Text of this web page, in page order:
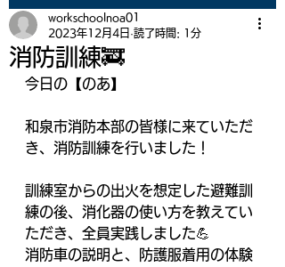
消防訓練🚒
workschoolnoa01
2023年12月4日 読了時間: 1分
今日の【のあ】
和泉市消防本部の皆様に来ていただ
き、消防訓練を行いました！
訓練室からの出火を想定した避難訓
練の後、消化器の使い方を教えてい
ただき、全員実践しました💪
消防車の説明と、防護服着用の体験